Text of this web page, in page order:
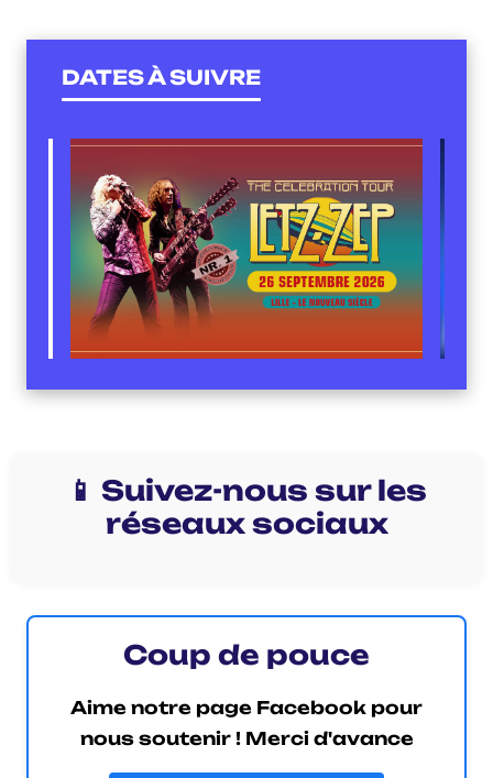
DATES À SUIVRE
📱 Suivez-nous sur les
réseaux sociaux
Coup de pouce
Aime notre page Facebook pour
nous soutenir ! Merci d'avance